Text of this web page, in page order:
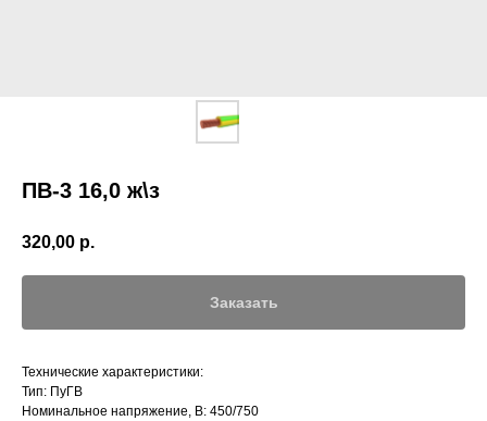
ПВ-3 16,0 ж\з
320,00 р.
Заказать
Технические характеристики:
Тип: ПуГВ
Номинальное напряжение, В: 450/750